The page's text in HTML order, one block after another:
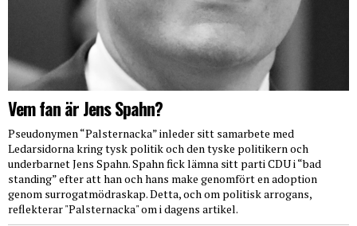
Vem fan är Jens Spahn?
Pseudonymen “Palsternacka” inleder sitt samarbete med
Ledarsidorna kring tysk politik och den tyske politikern och
underbarnet Jens Spahn. Spahn fick lämna sitt parti CDU i “bad
standing” efter att han och hans make genomfört en adoption
genom surrogatmödraskap. Detta, och om politisk arrogans,
reflekterar "Palsternacka" om i dagens artikel.